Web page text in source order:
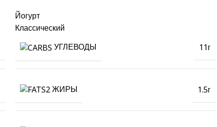
Йогурт
Классический
УГЛЕВОДЫ
11г
ЖИРЫ 1.5г